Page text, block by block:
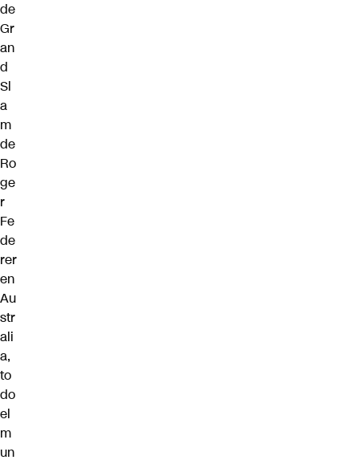
de
Gr
an
d
Sl
a
m
de
Ro
ge
r
Fe
de
rer
en
Au
str
ali
a,
to
do
el
m
un